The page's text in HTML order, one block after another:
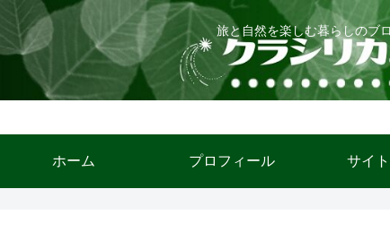
旅と自然を楽しむ暮らしのブ
ホーム プロフィール サイ